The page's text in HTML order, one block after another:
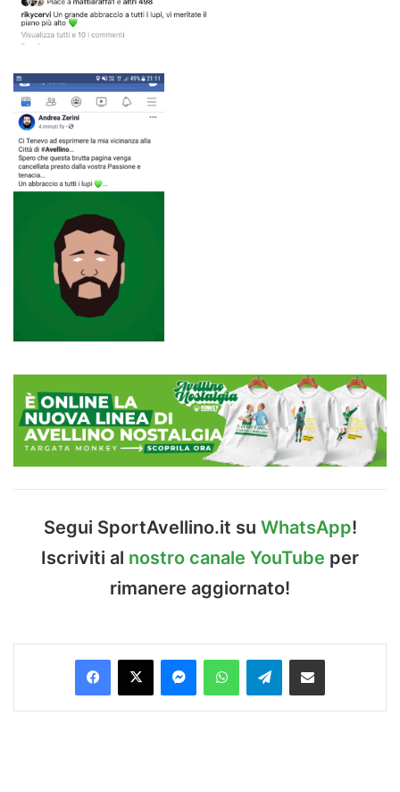
Segui SportAvellino.it su WhatsApp!
Iscriviti al nostro canale YouTube per
rimanere aggiornato!
Facebook
X MessengerWhatsAppTelegramCondividi via Email